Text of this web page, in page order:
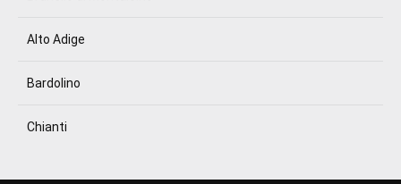
Alto Adige
Bardolino
Chianti